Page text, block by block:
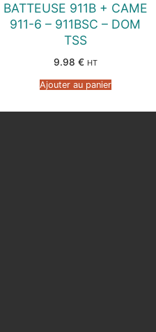
BATTEUSE 911B + CAME
911-6 – 911BSC – DOM
TSS
9.98 € HT
Ajouter au panier